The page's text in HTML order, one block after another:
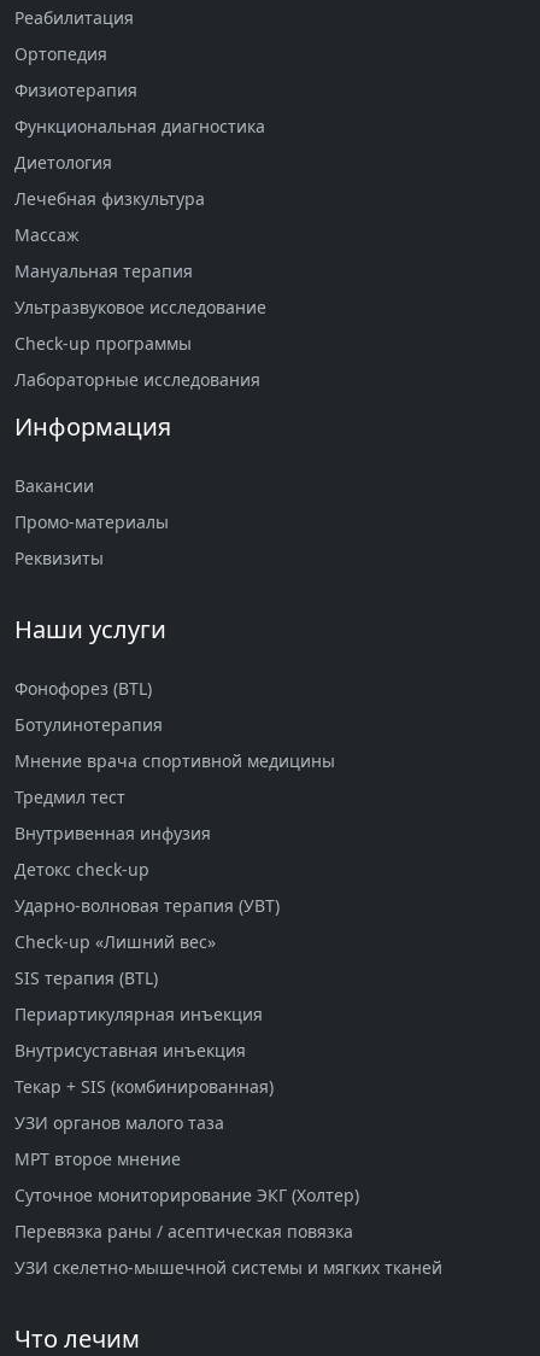
Реабилитация
Ортопедия
Физиотерапия
Функциональная диагностика
Диетология
Лечебная физкультура
Массаж
Мануальная терапия
Ультразвуковое исследование
Check-up программы
Лабораторные исследования
Информация
Вакансии
Промо-материалы
Реквизиты
Наши услуги
Фонофорез (BTL)
Ботулинотерапия
Мнение врача спортивной медицины
Тредмил тест
Внутривенная инфузия
Детокс check-up
Ударно-волновая терапия (УВТ)
Check-up «Лишний вес»
SIS терапия (BTL)
Периартикулярная инъекция
Внутрисуставная инъекция
Текар + SIS (комбинированная)
УЗИ органов малого таза
МРТ второе мнение
Суточное мониторирование ЭКГ (Холтер)
Перевязка раны / асептическая повязка
УЗИ скелетно-мышечной системы и мягких тканей
Что лечим